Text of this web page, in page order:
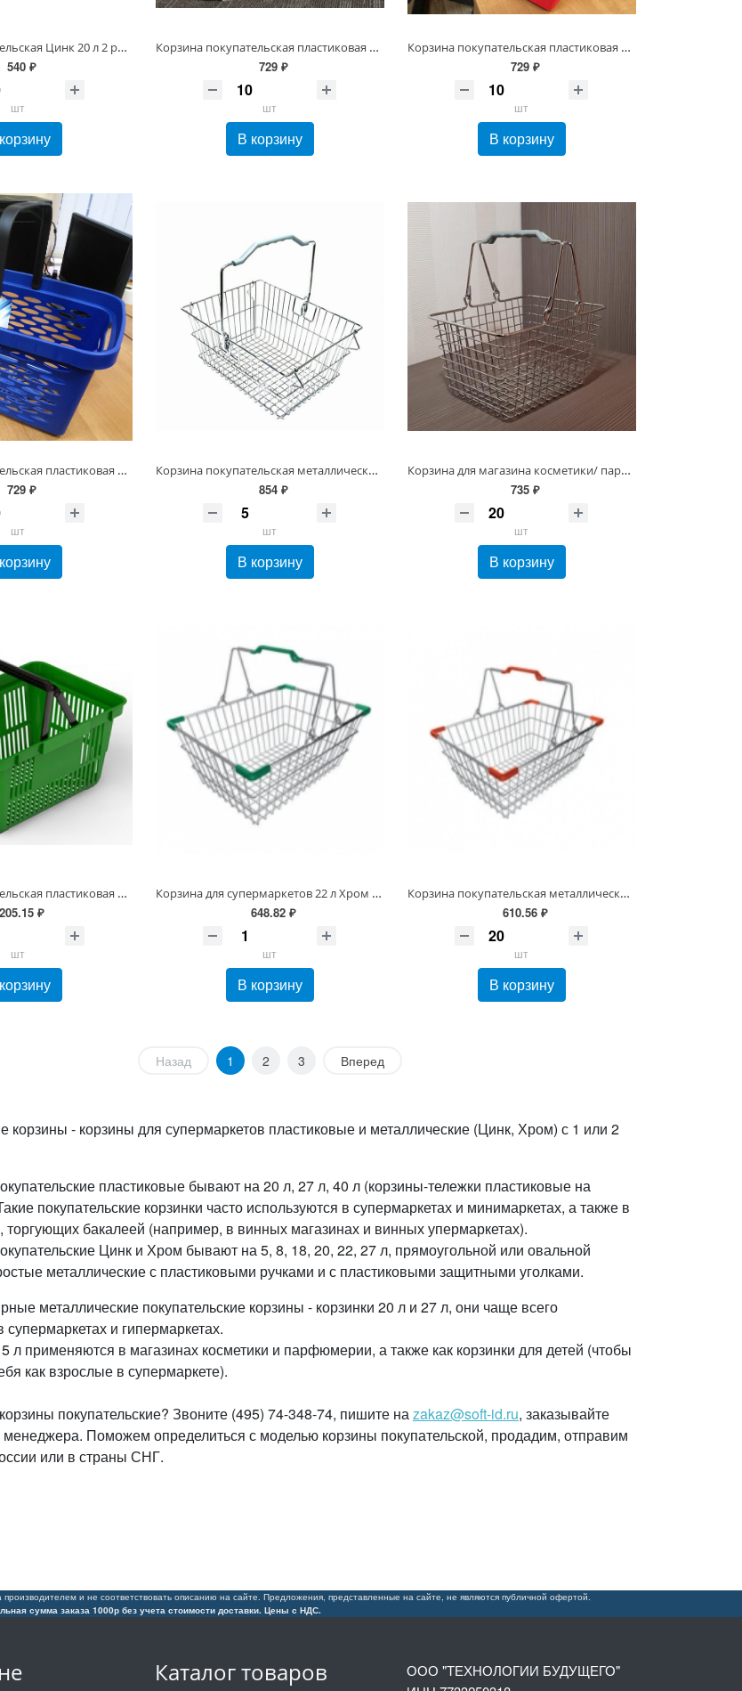
Корзина покупательская Цинк 20 л 2 ручки (Красный/ Синий/ Зеленый)
540 ₽
шт
Корзина покупательская пластиковая Серая 27л, 1 скл. ручка (Серый/ Темно-серый)
729 ₽
шт
В корзину
Корзина покупательская пластиковая 27л, 1 скл. ручка (Красный/ Желтый/ Оранжевый/ Зеленый)
729 ₽
шт
В корзину
Корзина покупательская пластиковая 27л, 1 скл. ручка Синий
729 ₽
шт
Корзина покупательская металлическая 8 л, 1 ручка с фиксатором, Хром, Серый
854 ₽
шт
В корзину
Корзина для магазина косметики/ парфюмерии 5 л, 2 ручки, Хром, Серый
735 ₽
шт
В корзину
Корзина покупательская пластиковая на 22 литров 420*300*235 Зеленый RAL 6005
205.15 ₽
шт
Корзина для супермаркетов 22 л Хром 2 складывающиеся ручки, защитные уголки (Зеленый/ Красный/ Синий/ Желтый)
648.82 ₽
шт
В корзину
Корзина покупательская металлическая 18 л Хром 2 складывающиеся ручки, защитные уголки (Красный, Синий)
610.56 ₽
шт
В корзину
Назад 1 2 3 Вперед
корзины - корзины для супермаркетов пластиковые и металлические (Цинк, Хром) с 1 или 2
пластиковые бывают на 20 л, 27 л, 40 л (корзины-тележки пластиковые на
покупательские корзинки часто используются в супермаркетах и минимаркетах, а также в
торгующих бакалеей (например, в винных магазинах и винных упермаркетах).
Цинк и Хром бывают на 5, 8, 18, 20, 22, 27 л, прямоугольной или овальной
металлические с пластиковыми ручками и с пластиковыми защитными уголками.
металлические покупательские корзины - корзинки 20 л и 27 л, они чаще всего
и гипермаркетах.
л применяются в магазинах косметики и парфюмерии, а также как корзинки для детей (чтобы
как взрослые в супермаркете).
покупательские? Звоните (495) 74-348-74, пишите наzakaz@soft-id.ru, заказывайте
менеджера. Поможем определиться с моделью корзины покупательской, продадим, отправим
или в страны СНГ.
и не соответствовать описанию на сайте. Предложения, представленные на сайте, не являются публичной офертой.
сумма заказа 1000р без учета стоимости доставки. Цены с НДС.
Каталог товаров
ООО "ТЕХНОЛОГИИ БУДУЩЕГО"